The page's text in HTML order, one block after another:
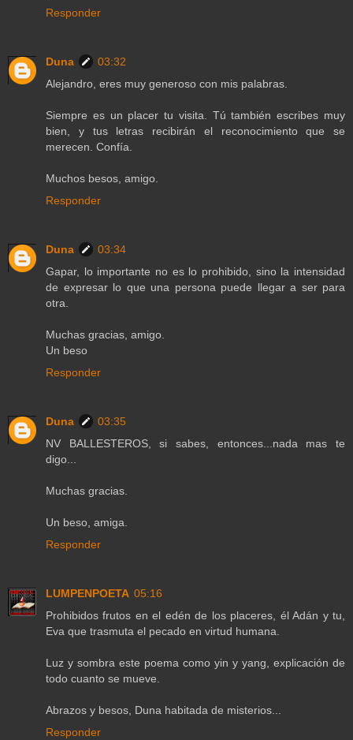
Responder
Duna
03:32
Alejandro, eres muy generoso con mis palabras.
Siempre es un placer tu visita. Tú también escribes muy
bien, y tus letras recibirán el reconocimiento que se
merecen. Confía.
Muchos besos, amigo.
Responder
Duna
03:34
Gapar, lo importante no es lo prohibido, sino la intensidad
de expresar lo que una persona puede llegar a ser para
otra.
Muchas gracias, amigo.
Un beso
Responder
Duna
03:35
NV BALLESTEROS, si sabes, entonces...nada mas te
digo...
Muchas gracias.
Un beso, amiga.
Responder
LUMPENPOETA 05:16
Prohibidos frutos en el edén de los placeres, él Adán y tu,
Eva que trasmuta el pecado en virtud humana.
Luz y sombra este poema como yin y yang, explicación de
todo cuanto se mueve.
Abrazos y besos, Duna habitada de misterios...
Responder